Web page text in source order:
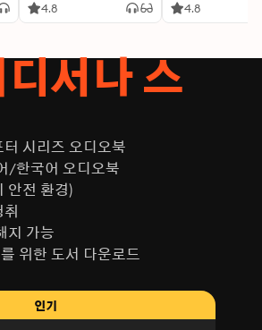
품 『베어타운』으로 돌아온 배크만
열광적인 찬사와 함께 아마존 올해의
의 소설 Top 2에 오르며 또 한번 커다
.그 뒤를 잇는 이야기 『우리와 당신
리즈 올해의 책에 오르며 매번 자신의
장세를 증명했다. 『하루하루가 이별
의 거래』는 사랑하는 가족과 나누는
린, 짧지만 여운이 길게 남는 소설이
우는 두 따뜻하고 환상적인 이야기는
운 장르로 자리매김하며 독자의 마음
신작 『불안한 사람들』은 배크만이
후 3년 만에 집필한 장편소설로, 그간
올해의 책에 선정되었다. 특히 총 25
음과 눈물이 황금비율로 녹아든 필력
4.8 4.8
서나 스
시리즈 오디오북
/한국어 오디오북
안전 환경)
지 가능
위한 도서 다운로드
인기